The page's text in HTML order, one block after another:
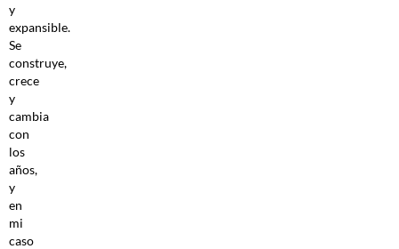
y
expansible.
Se
construye,
crece
y
cambia
con
los
años,
y
en
mi
caso